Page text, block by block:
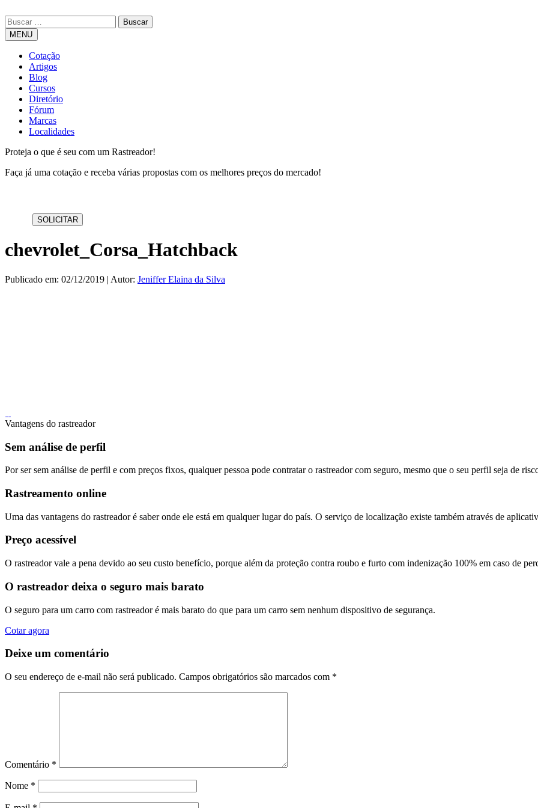
MENU
Cotação
Artigos
Blog
Cursos
Diretório
Fórum
Marcas
Localidades
Proteja o que é seu com um Rastreador!
Faça já uma cotação e receba várias propostas com os melhores preços do mercado!
chevrolet_Corsa_Hatchback
Publicado em: 02/12/2019 | Autor: Jeniffer Elaina da Silva
Vantagens do rastreador
Sem análise de perfil
Por ser sem análise de perfil e com preços fixos, qualquer pessoa pode contratar o rastreador com seguro, mesmo que o seu perfil seja de
Rastreamento online
Uma das vantagens do rastreador é saber onde ele está em qualquer lugar do país. O serviço de localização existe também através de
Preço acessível
O rastreador vale a pena devido ao seu custo benefício, porque além da proteção contra roubo e furto com indenização 100% em caso de
O rastreador deixa o seguro mais barato
O seguro para um carro com rastreador é mais barato do que para um carro sem nenhum dispositivo de segurança.
Cotar agora
Deixe um comentário
O seu endereço de e-mail não será publicado. Campos obrigatórios são marcados com *
Comentário *
Nome *